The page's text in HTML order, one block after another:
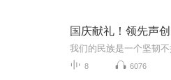
国庆献礼！领先声
8 6076